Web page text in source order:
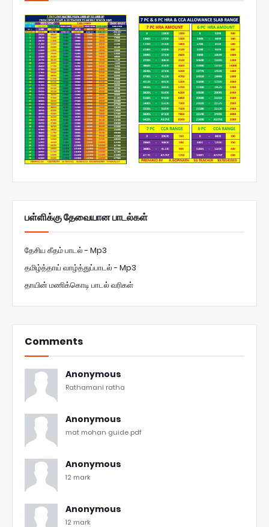
பள்ளிக்கு தேவையான பாடல்கள்
தேசிய கீதம் பாடல் - Mp3
தமிழ்த்தாய் வாழ்த்துப்பாடல் - Mp3
தாயின் மணிக்கொடி பாடல் வரிகள்
Comments
Anonymous
Rathamani ratha
Anonymous
mat mohan guide pdf
Anonymous
12 mark
Anonymous
12 mark